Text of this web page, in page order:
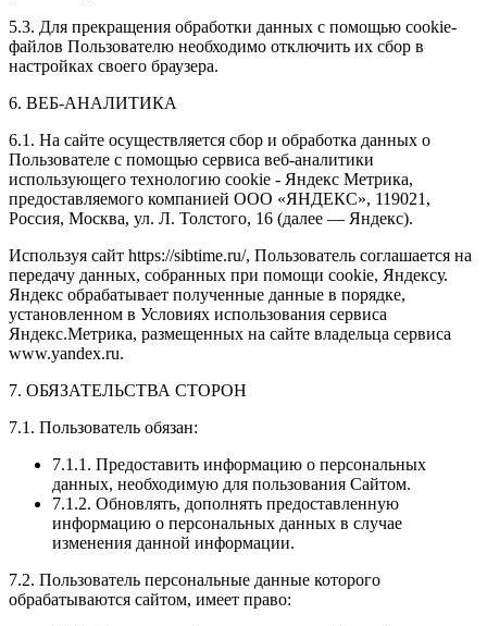
5.3. Для прекращения обработки данных с помощью cookie-
файлов Пользователю необходимо отключить их сбор в
настройках своего браузера.
6. ВЕБ-АНАЛИТИКА
6.1. На сайте осуществляется сбор и обработка данных о
Пользователе с помощью сервиса веб-аналитики
использующего технологию cookie - Яндекс Метрика,
предоставляемого компанией ООО «ЯНДЕКС», 119021,
Россия, Москва, ул. Л. Толстого, 16 (далее — Яндекс).
Используя сайт https://sibtime.ru/, Пользователь соглашается на
передачу данных, собранных при помощи cookie, Яндексу.
Яндекс обрабатывает полученные данные в порядке,
установленном в Условиях использования сервиса
Яндекс.Метрика, размещенных на сайте владельца сервиса
www.yandex.ru.
7. ОБЯЗАТЕЛЬСТВА СТОРОН
7.1. Пользователь обязан:
7.1.1. Предоставить информацию о персональных
данных, необходимую для пользования Сайтом.
7.1.2. Обновлять, дополнять предоставленную
информацию о персональных данных в случае
изменения данной информации.
7.2. Пользователь персональные данные которого
обрабатываются сайтом, имеет право: